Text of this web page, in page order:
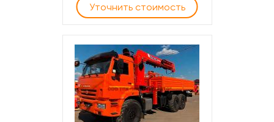
Уточнить стоимость